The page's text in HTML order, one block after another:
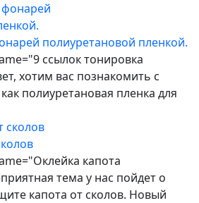
полиуретановой пленкой.
ссылок тонировка
хотим вас познакомить с
полиуретановая пленка для
капота
тема у нас пойдет о
капота от сколов. Новый